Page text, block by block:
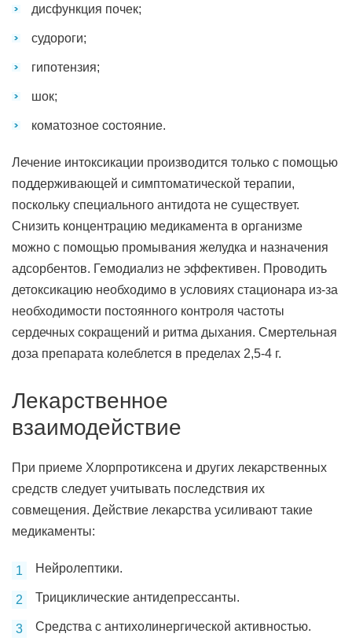
дисфункция почек;
судороги;
гипотензия;
шок;
коматозное состояние.
Лечение интоксикации производится только с помощью
поддерживающей и симптоматической терапии,
поскольку специального антидота не существует.
Снизить концентрацию медикамента в организме
можно с помощью промывания желудка и назначения
адсорбентов. Гемодиализ не эффективен. Проводить
детоксикацию необходимо в условиях стационара из-за
необходимости постоянного контроля частоты
сердечных сокращений и ритма дыхания. Смертельная
доза препарата колеблется в пределах 2,5-4 г.
Лекарственное
взаимодействие
При приеме Хлорпротиксена и других лекарственных
средств следует учитывать последствия их
совмещения. Действие лекарства усиливают такие
медикаменты:
Нейролептики.
Трициклические антидепрессанты.
Средства с антихолинергической активностью.